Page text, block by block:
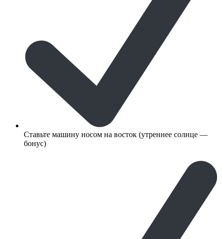
Ставьте машину носом на восток (утреннее солнце —
бонус)